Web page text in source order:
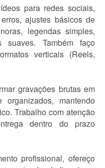
para redes sociais,
ajustes básicos de
legendas simples,
Também faço
verticais (Reels,
gravações brutas em
mantendo
Trabalho com atenção
dentro do prazo
profissional, ofereço